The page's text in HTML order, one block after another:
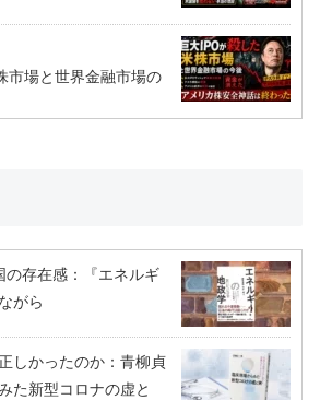
市場と世界金融市場の
の存在感：『エネルギ
がら
しかったのか：青柳貞
た新型コロナの虚と